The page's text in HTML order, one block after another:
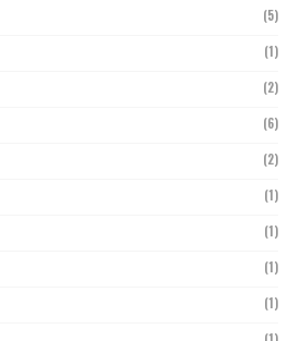
(5)
(1)
(2)
(6)
(2)
(1)
(1)
(1)
(1)